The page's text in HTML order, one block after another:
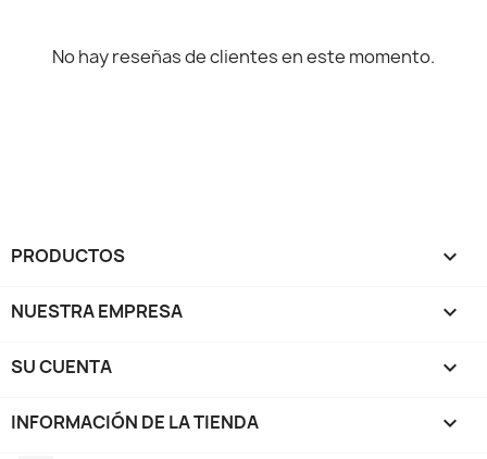
No hay reseñas de clientes en este momento.
PRODUCTOS 
NUESTRA EMPRESA 
SU CUENTA 
INFORMACIÓN DE LA TIENDA keyboard_arrow_down